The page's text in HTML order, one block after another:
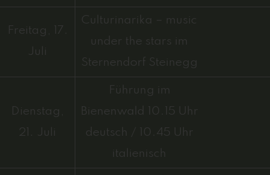
Freitag, 17.
Juli
Culturinarika – music
under the stars im
Sternendorf Steinegg
Dienstag,
21. Juli
Führung im
Bienenwald 10.15 Uhr
deutsch / 10.45 Uhr
italienisch